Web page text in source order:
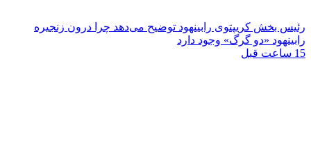
رئیس بخش کریپتوی رابینهود توضیح می‌دهد چرا درون زنجیره
رابینهود «دو گرگ» وجود دارد
15 ساعت قبل